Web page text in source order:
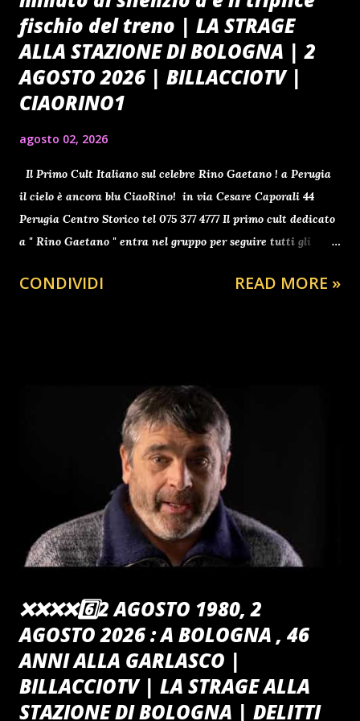
fischio del treno | LA STRAGE
ALLA STAZIONE DI BOLOGNA | 2
AGOSTO 2026 | BILLACCIOTV |
CIAORINO1
agosto 02, 2026
Il Primo Cult Italiano sul celebre Rino Gaetano ! a Perugia
il cielo è ancora blu CiaoRino! in via Cesare Caporali 44
Perugia Centro Storico tel 075 377 4777 Il primo cult dedicato
a " Rino Gaetano " entra nel gruppo per seguire tutti gli
avventori del sito da Antonio BARBUTO , presidente
Un Grazie alla Fantastica Voce di Antonella per le caldi
notti battistiane d'Inverno tra le Antiche Mura del
"CiaoRino!Club" Un grazie ai Tabarro brothers & Iron per un
decennio di musica sulla cresta dell' Onda "CiaoRino!Club"
CONDIVIDI READ MORE »
❌️❌️❌️❌️6️⃣2 AGOSTO 1980, 2
AGOSTO 2026 : A BOLOGNA , 46
ANNI ALLA GARLASCO |
BILLACCIOTV | LA STRAGE ALLA
STAZIONE DI BOLOGNA | DELITTI